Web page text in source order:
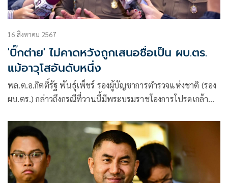
16 สิงหาคม 2567
'บิ๊กต่าย' ไม่คาดหวังถูกเสนอชื่อเป็น ผบ.ตร.
แม้อาวุโสอันดับหนึ่ง
พล.ต.อ.กิตติ์รัฐ พันธุ์เพ็ชร์ รองผู้บัญชาการตำรวจแห่งชาติ (รอง
ผบ.ตร.) กล่าวถึงกรณีที่วานนี้มีพระบรมราชโองการโปรดเกล้า
รองผู้บัญชาการตำรวจแห่งชาติ